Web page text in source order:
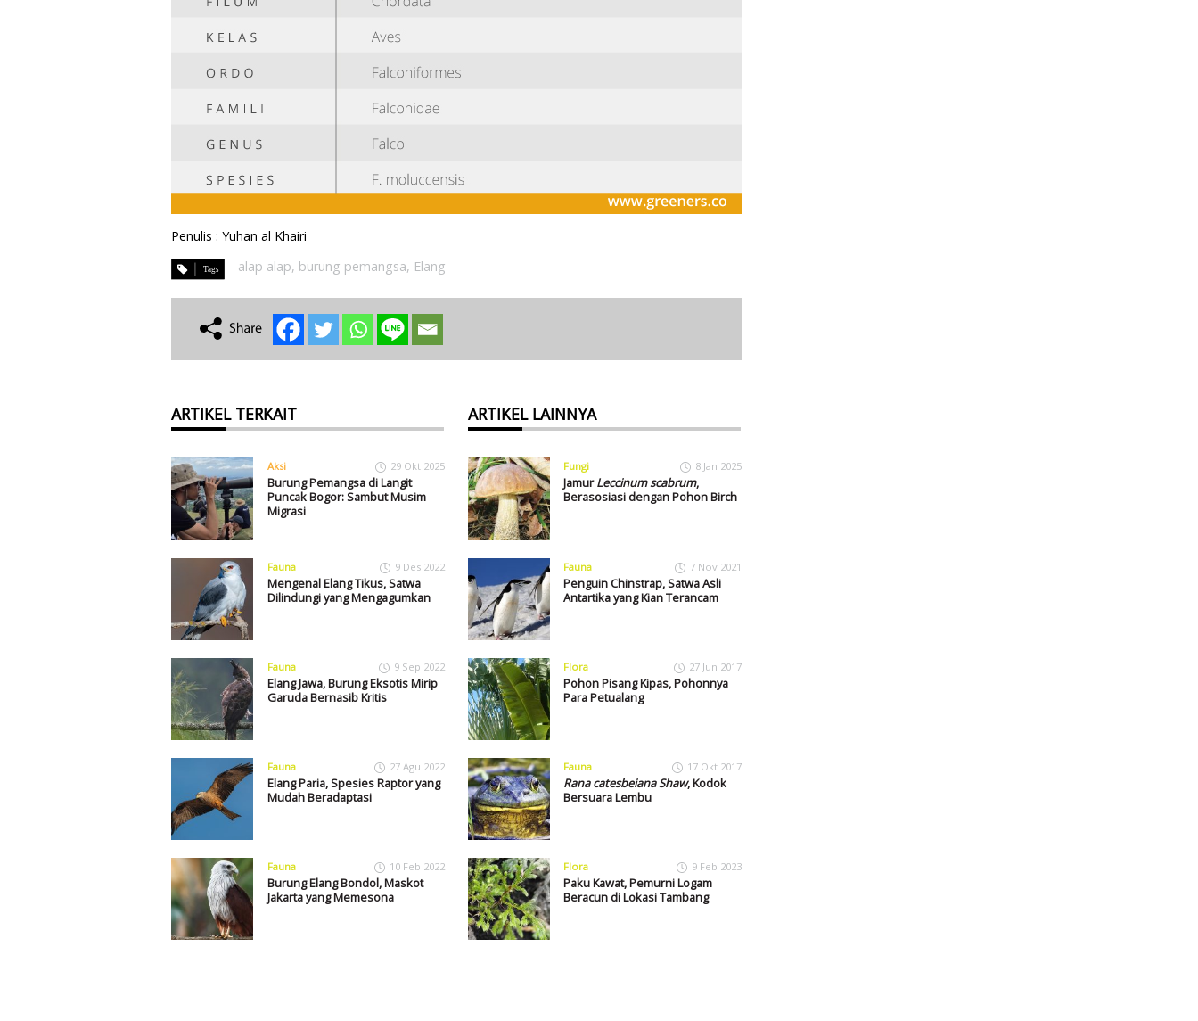
Penulis : Yuhan al Khairi
alap alap, burung pemangsa, Elang
ARTIKEL TERKAIT
Aksi 29 Okt 2025
Burung Pemangsa di Langit
Puncak Bogor: Sambut Musim
Migrasi
Fauna 9 Des 2022
Mengenal Elang Tikus, Satwa
Dilindungi yang Mengagumkan
Fauna 9 Sep 2022
Elang Jawa, Burung Eksotis Mirip
Garuda Bernasib Kritis
Fauna 27 Agu 2022
Elang Paria, Spesies Raptor yang
Mudah Beradaptasi
Fauna 10 Feb 2022
Burung Elang Bondol, Maskot
Jakarta yang Memesona
ARTIKEL LAINNYA
Fungi 8 Jan 2025
JamurLeccinum scabrum,
Berasosiasi dengan Pohon Birch
Fauna 7 Nov 2021
Penguin Chinstrap, Satwa Asli
Antartika yang Kian Terancam
Flora 27 Jun 2017
Pohon Pisang Kipas, Pohonnya
Para Petualang
Fauna 17 Okt 2017
Rana catesbeiana Shaw, Kodok
Bersuara Lembu
Flora 9 Feb 2023
Paku Kawat, Pemurni Logam
Beracun di Lokasi Tambang